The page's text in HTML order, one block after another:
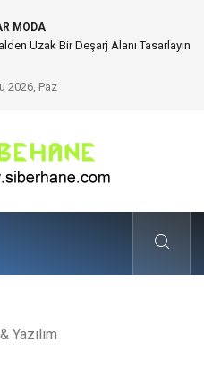
MODA
Uzak Bir Deşarj Alanı Tasarlayın
2026, Paz
Yazılım